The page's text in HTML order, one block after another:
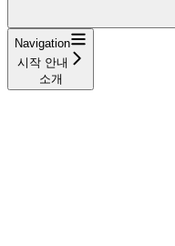
Navigation
시작 안내
소개